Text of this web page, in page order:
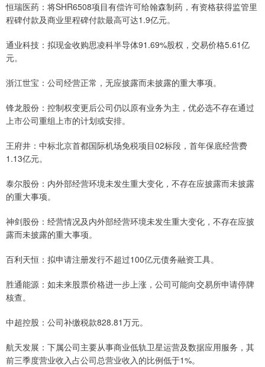
恒瑞医药：将SHR6508项目有偿许可给翰森制药，有资格获得监管里
程碑付款及商业里程碑付款最高可达1.9亿元。
通业科技：拟现金收购思凌科半导体91.69%股权，交易价格5.61亿
元。
浙江世宝：公司经营正常，无应披露而未披露的重大事项。
锋龙股份：控制权变更后公司仍以原有业务为主，优必选不存在通过
上市公司重组上市的计划或安排。
王府井：中标北京首都国际机场免税项目02标段，首年保底经营费
1.13亿元。
泰尔股份：内外部经营环境未发生重大变化，不存在应披露而未披露
的重大事项。
神剑股份：经营情况及内外部经营环境未发生重大变化，不存在应披
露而未披露的重大事项。
百利天恒：拟申请注册发行不超过100亿元债务融资工具。
胜通能源：如未来股票价格进一步上涨，公司可能向交易所申请停牌
核查。
中超控股：公司补缴税款828.81万元。
航天发展：下属公司主要从事商业低轨卫星运营及数据应用服务，其
前三季度营业收入占公司总营业收入的比例低于1%。